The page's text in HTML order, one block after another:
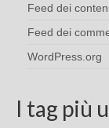
Feed dei
Feed dei
WordPress.org
I tag più